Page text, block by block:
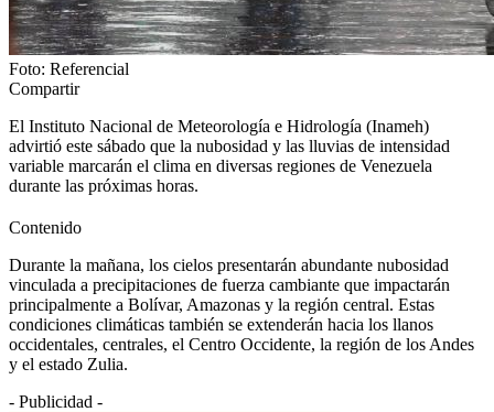
Foto: Referencial
Compartir
El Instituto Nacional de Meteorología e Hidrología (Inameh)
advirtió este sábado que la nubosidad y las lluvias de intensidad
variable marcarán el clima en diversas regiones de Venezuela
durante las próximas horas.
Contenido
Durante la mañana, los cielos presentarán abundante nubosidad
vinculada a precipitaciones de fuerza cambiante que impactarán
principalmente a Bolívar, Amazonas y la región central. Estas
condiciones climáticas también se extenderán hacia los llanos
occidentales, centrales, el Centro Occidente, la región de los Andes
y el estado Zulia.
- Publicidad -